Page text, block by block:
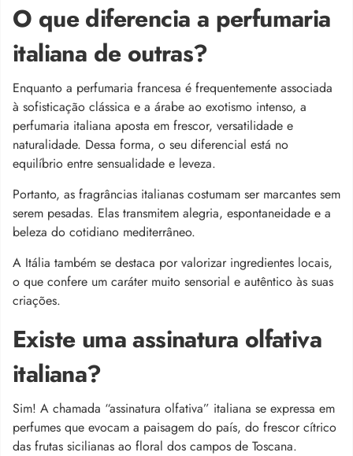
O que diferencia a perfumaria
italiana de outras?
Enquanto a perfumaria francesa é frequentemente associada
à sofisticação clássica e a árabe ao exotismo intenso, a
perfumaria italiana aposta em frescor, versatilidade e
naturalidade. Dessa forma, o seu diferencial está no
equilíbrio entre sensualidade e leveza.
Portanto, as fragrâncias italianas costumam ser marcantes sem
serem pesadas. Elas transmitem alegria, espontaneidade e a
beleza do cotidiano mediterrâneo.
A Itália também se destaca por valorizar ingredientes locais,
o que confere um caráter muito sensorial e autêntico às suas
criações.
Existe uma assinatura olfativa
italiana?
Sim! A chamada “assinatura olfativa” italiana se expressa em
perfumes que evocam a paisagem do país, do frescor cítrico
das frutas sicilianas ao floral dos campos de Toscana.